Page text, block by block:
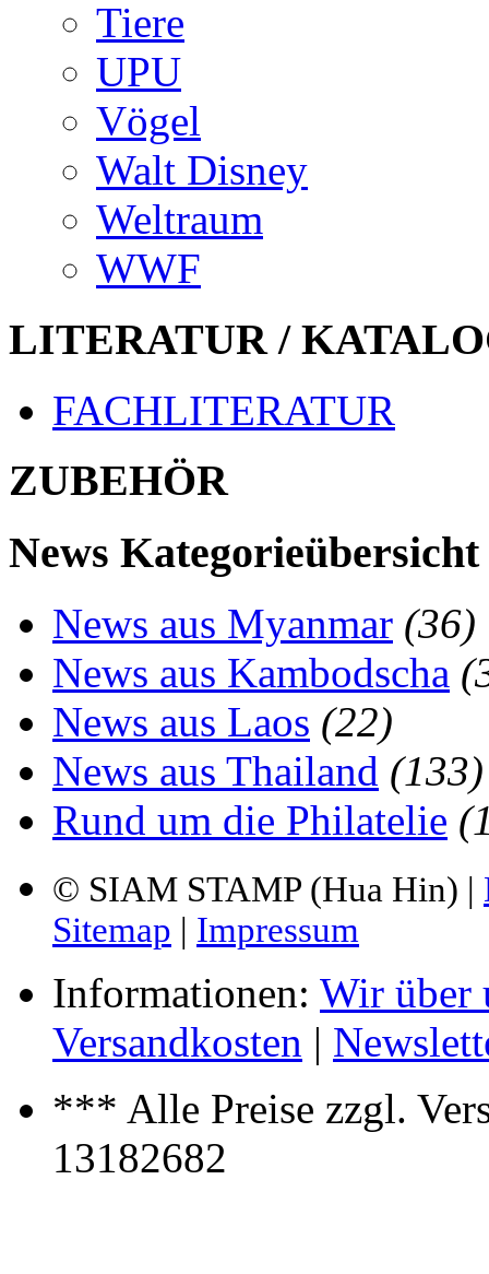
Tiere
UPU
Vögel
Walt Disney
Weltraum
WWF
LITERATUR /
FACHLITERATUR
ZUBEHÖR
News Kategorieübersicht
News aus Myanmar (36)
News aus Kambodscha
News aus Laos (22)
News aus Thailand (133)
Rund um die Philatelie
© SIAM STAMP (Hua Hin) |
Sitemap | Impressum
Informationen: Wir über
Versandkosten |
*** Alle Preise zzgl.
13182682